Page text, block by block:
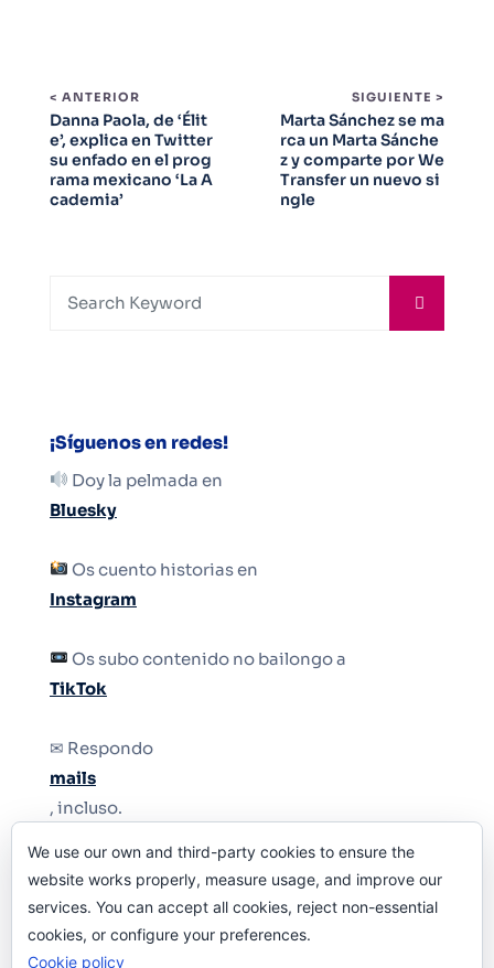
< ANTERIOR
Danna Paola, de ‘Élit
e’, explica en Twitter
su enfado en el prog
rama mexicano ‘La A
cademia’
SIGUIENTE >
Marta Sánchez se ma
rca un Marta Sánche
z y comparte por We
Transfer un nuevo si
ngle
¡Síguenos en redes!
Doy la pelmada en
Bluesky
Os cuento historias en
Instagram
Os subo contenido no bailongo a
TikTok
✉ Respondo
mails
, incluso.
Y si una persona no puede tener teléfono, que
le quiten el teléfono.
We use our own and third-party cookies to ensure the
website works properly, measure usage, and improve our
services. You can accept all cookies, reject non-essential
cookies, or configure your preferences.
Cookie policy